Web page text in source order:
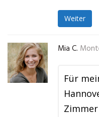
Weiter
Mia C.
Für